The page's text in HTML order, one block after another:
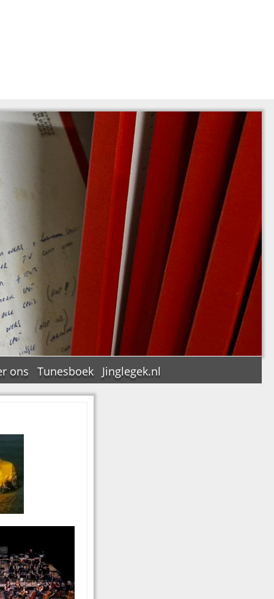
ons Tunesboek Jinglegek.nl